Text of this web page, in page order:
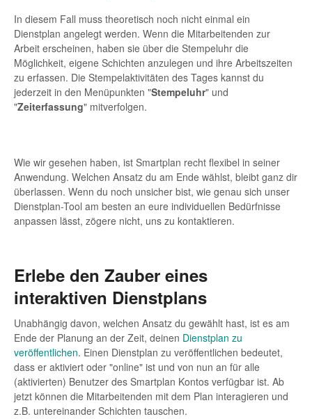
In diesem Fall muss theoretisch noch nicht einmal ein
Dienstplan angelegt werden. Wenn die Mitarbeitenden zur
Arbeit erscheinen, haben sie über die Stempeluhr die
Möglichkeit, eigene Schichten anzulegen und ihre Arbeitszeiten
zu erfassen. Die Stempelaktivitäten des Tages kannst du
jederzeit in den Menüpunkten "Stempeluhr" und
"Zeiterfassung" mitverfolgen.
Wie wir gesehen haben, ist Smartplan recht flexibel in seiner
Anwendung. Welchen Ansatz du am Ende wählst, bleibt ganz dir
überlassen. Wenn du noch unsicher bist, wie genau sich unser
Dienstplan-Tool am besten an eure individuellen Bedürfnisse
anpassen lässt, zögere nicht, uns zu kontaktieren.
Erlebe den Zauber eines
interaktiven Dienstplans
Unabhängig davon, welchen Ansatz du gewählt hast, ist es am
Ende der Planung an der Zeit, deinen Dienstplan zu
veröffentlichen. Einen Dienstplan zu veröffentlichen bedeutet,
dass er aktiviert oder "online" ist und von nun an für alle
(aktivierten) Benutzer des Smartplan Kontos verfügbar ist. Ab
jetzt können die Mitarbeitenden mit dem Plan interagieren und
z.B. untereinander Schichten tauschen.